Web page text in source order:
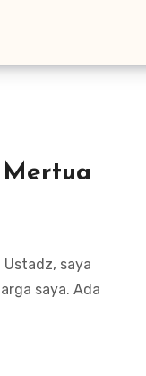
saya
saya. Ada